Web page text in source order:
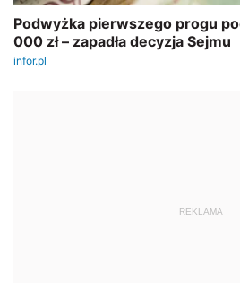
REKLAMA